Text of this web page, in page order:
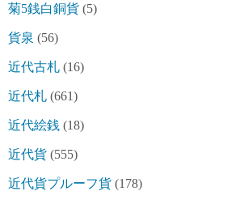
菊5銭白銅貨 (5)
貨泉 (56)
近代古札 (16)
近代札 (661)
近代絵銭 (18)
近代貨 (555)
近代貨プルーフ貨 (178)